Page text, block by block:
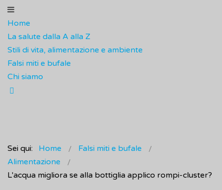
Home
La salute dalla A alla Z
Stili di vita, alimentazione e ambiente
Falsi miti e bufale
Chi siamo
Sei qui: Home
Falsi miti e bufale
Alimentazione
L'acqua migliora se alla bottiglia applico rompi-cluster?